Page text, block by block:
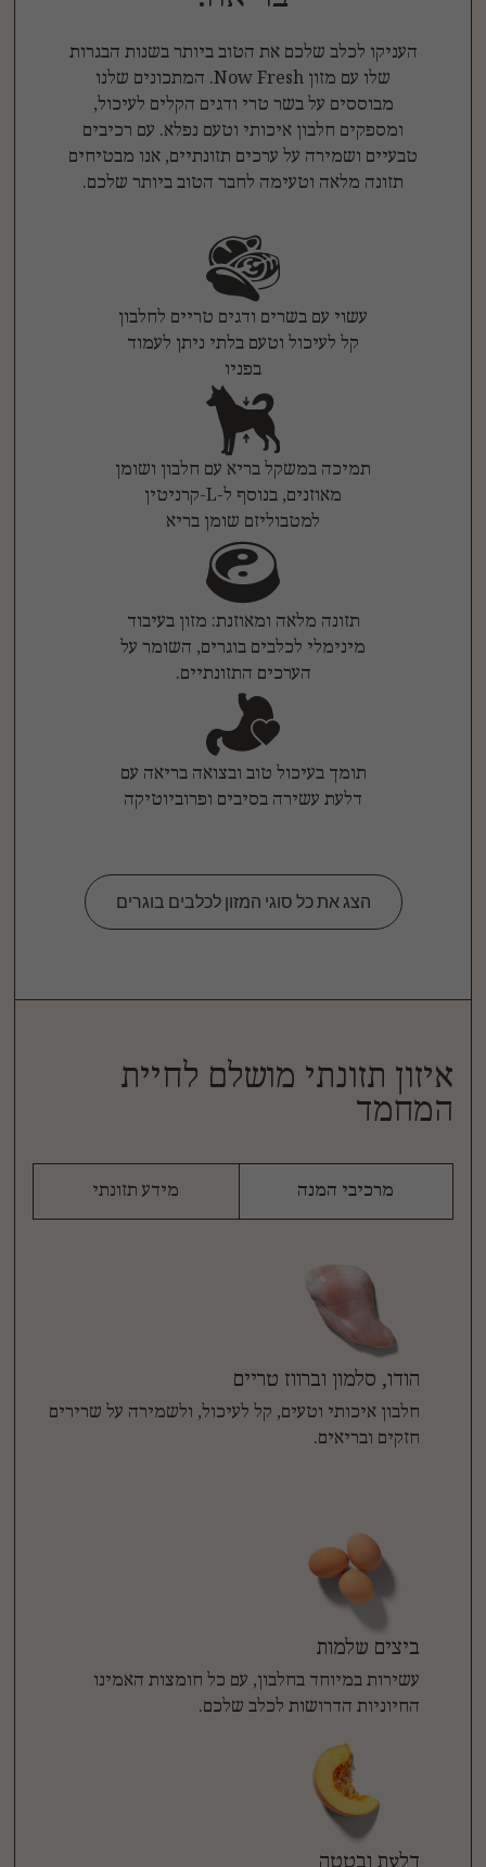
העניקו לכלב שלכם את הטוב ביותר בשנות הבגרות
שלו עם מזון Now Fresh. המתכונים שלנו
מבוססים על בשר טרי ודגים הקלים לעיכול,
ומספקים חלבון איכותי וטעם נפלא. עם רכיבים
טבעיים ושמירה על ערכים תזונתיים, אנו מבטיחים
תזונה מלאה וטעימה לחבר הטוב ביותר שלכם.
עשוי עם בשרים ודגים טריים לחלבון
קל לעיכול וטעם בלתי ניתן לעמוד
בפניו
תמיכה במשקל בריא עם חלבון ושומן
מאוזנים, בנוסף ל-L-קרניטין
למטבוליזם שומן בריא
תזונה מלאה ומאוזנת: מזון בעיבוד
מינימלי לכלבים בוגרים, השומר על
הערכים התזונתיים.
תומך בעיכול טוב ובצואה בריאה עם
דלעת עשירה בסיבים ופרוביוטיקה
הצג את כל סוגי המזון לכלבים בוגרים
איזון תזונתי מושלם לחיית
המחמד
מרכיבי המנה מידע תזונתי
הודו, סלמון וברווז טריים
חלבון איכותי וטעים, קל לעיכול, ולשמירה על שרירים
חזקים ובריאים.
ביצים שלמות
עשירות במיוחד בחלבון, עם כל חומצות האמינו
החיוניות הדרושות לכלב שלכם.
דלעת ובטטה